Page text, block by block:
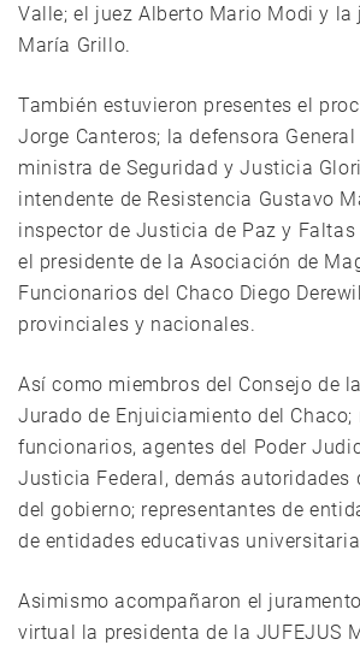
Valle; el juez Alberto Mario Modi y la
María Grillo.
También estuvieron presentes el
Jorge Canteros; la defensora
ministra de Seguridad y Justicia
intendente de Resistencia Gustavo
inspector de Justicia de Paz y
el presidente de la Asociación de
Funcionarios del Chaco Diego
provinciales y nacionales.
Así como miembros del Consejo de
Jurado de Enjuiciamiento del Chaco;
funcionarios, agentes del Poder
Justicia Federal, demás autoridades
del gobierno; representantes de
de entidades educativas
Asimismo acompañaron el
virtual la presidenta de la JUFEJUS